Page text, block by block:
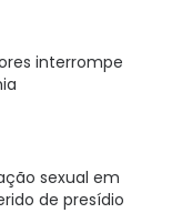
interrompe
sexual em
de presídio